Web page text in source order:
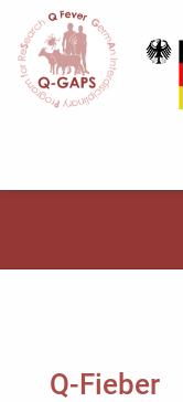
Q-Fieber